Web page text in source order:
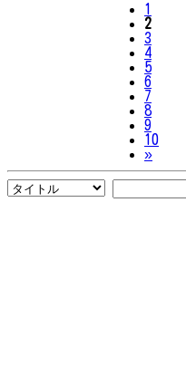
1
2
3
4
5
6
7
8
9
10
»Next